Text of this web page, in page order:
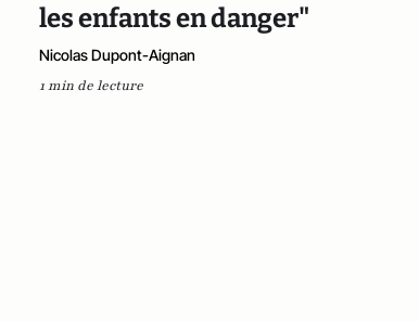
les enfants en danger"
Nicolas Dupont-Aignan
1 min de lecture